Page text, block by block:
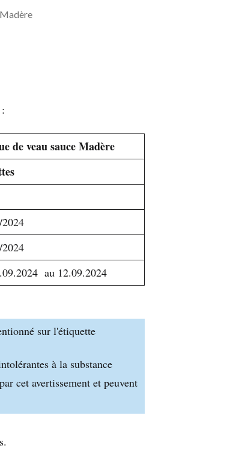
Madère
de veau sauce Madère
au 12.09.2024
sur l'étiquette
à la substance
cet avertissement et peuvent